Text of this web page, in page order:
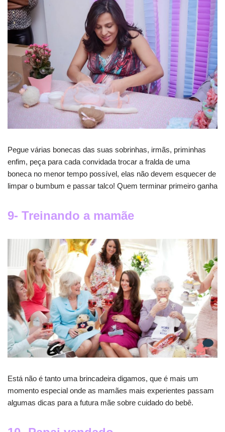
Pegue várias bonecas das suas sobrinhas, irmãs, priminhas
enfim, peça para cada convidada trocar a fralda de uma
boneca no menor tempo possível, elas não devem esquecer de
limpar o bumbum e passar talco! Quem terminar primeiro ganha
9- Treinando a mamãe
Está não é tanto uma brincadeira digamos, que é mais um
momento especial onde as mamães mais experientes passam
algumas dicas para a futura mãe sobre cuidado do bebê.